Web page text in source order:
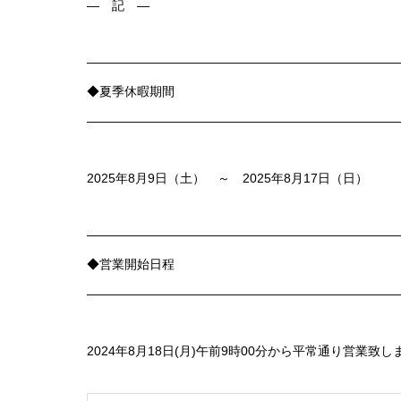
― 記 ―
◆夏季休暇期間
2025年8月9日（土） ～ 2025年8月17日（日）
◆営業開始日程
2024年8月18日(月)午前9時00分から平常通り営業致し